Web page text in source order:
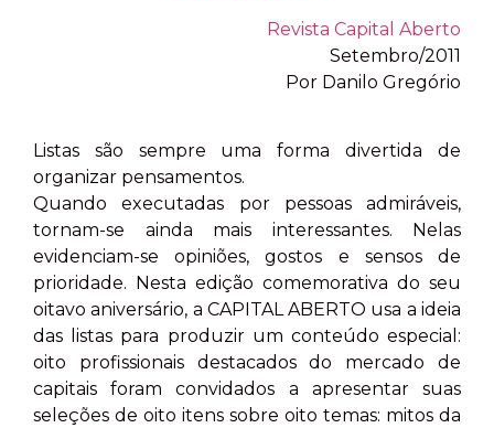
Revista Capital Aberto
Setembro/2011
Por Danilo Gregório
Listas são sempre uma forma divertida de
organizar pensamentos.
Quando executadas por pessoas admiráveis,
tornam-se ainda mais interessantes. Nelas
evidenciam-se opiniões, gostos e sensos de
prioridade. Nesta edição comemorativa do seu
oitavo aniversário, a CAPITAL ABERTO usa a ideia
das listas para produzir um conteúdo especial:
oito profissionais destacados do mercado de
capitais foram convidados a apresentar suas
seleções de oito itens sobre oito temas: mitos da